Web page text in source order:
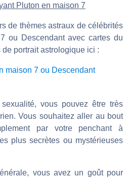
Pluton en maison 7
de thèmes astraux de célébrités
ou Descendant avec cartes du
portrait astrologique ici :
maison 7 ou Descendant
vous pouvez être très
Vous souhaitez aller au bout
par votre penchant à
plus secrètes ou mystérieuses
vous avez un goût pour